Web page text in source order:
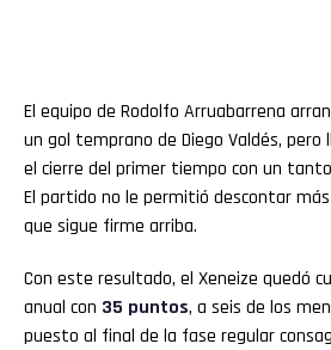
El equipo de Rodolfo Arruabarrena
un gol temprano de Diego Valdés,
el cierre del primer tiempo con un
El partido no le permitió descontar
que sigue firme arriba.
Con este resultado, el Xeneize quedó
anual con 35 puntos, a seis de los
puesto al final de la fase regular